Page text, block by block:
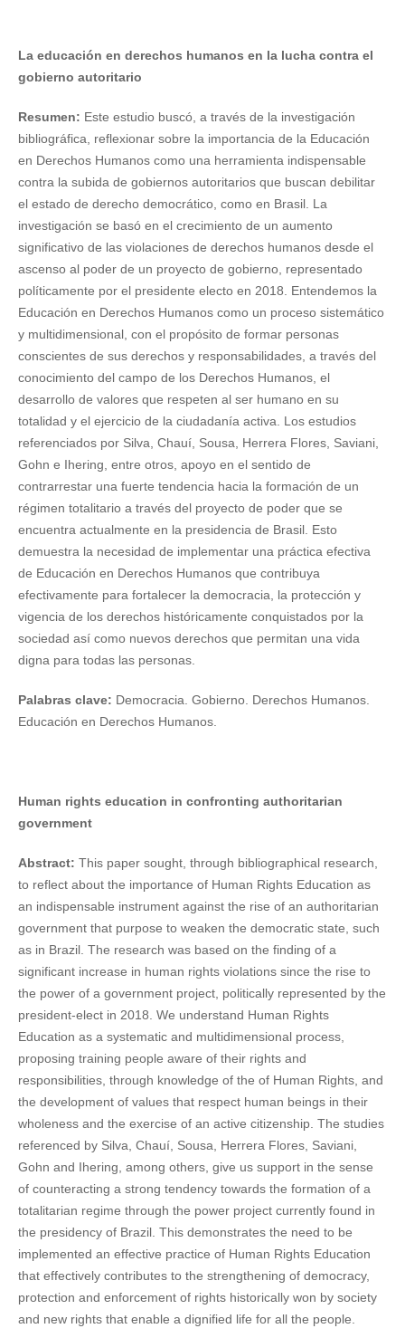
La educación en derechos humanos en la lucha contra el
gobierno autoritario
Resumen: Este estudio buscó, a través de la investigación
bibliográfica, reflexionar sobre la importancia de la Educación
en Derechos Humanos como una herramienta indispensable
contra la subida de gobiernos autoritarios que buscan debilitar
el estado de derecho democrático, como en Brasil. La
investigación se basó en el crecimiento de un aumento
significativo de las violaciones de derechos humanos desde el
ascenso al poder de un proyecto de gobierno, representado
políticamente por el presidente electo en 2018. Entendemos la
Educación en Derechos Humanos como un proceso sistemático
y multidimensional, con el propósito de formar personas
conscientes de sus derechos y responsabilidades, a través del
conocimiento del campo de los Derechos Humanos, el
desarrollo de valores que respeten al ser humano en su
totalidad y el ejercicio de la ciudadanía activa. Los estudios
referenciados por Silva, Chauí, Sousa, Herrera Flores, Saviani,
Gohn e Ihering, entre otros, apoyo en el sentido de
contrarrestar una fuerte tendencia hacia la formación de un
régimen totalitario a través del proyecto de poder que se
encuentra actualmente en la presidencia de Brasil. Esto
demuestra la necesidad de implementar una práctica efectiva
de Educación en Derechos Humanos que contribuya
efectivamente para fortalecer la democracia, la protección y
vigencia de los derechos históricamente conquistados por la
sociedad así como nuevos derechos que permitan una vida
digna para todas las personas.
Palabras clave: Democracia. Gobierno. Derechos Humanos.
Educación en Derechos Humanos.
Human rights education in confronting authoritarian
government
Abstract: This paper sought, through bibliographical research,
to reflect about the importance of Human Rights Education as
an indispensable instrument against the rise of an authoritarian
government that purpose to weaken the democratic state, such
as in Brazil. The research was based on the finding of a
significant increase in human rights violations since the rise to
the power of a government project, politically represented by the
president-elect in 2018. We understand Human Rights
Education as a systematic and multidimensional process,
proposing training people aware of their rights and
responsibilities, through knowledge of the of Human Rights, and
the development of values that respect human beings in their
wholeness and the exercise of an active citizenship. The studies
referenced by Silva, Chauí, Sousa, Herrera Flores, Saviani,
Gohn and Ihering, among others, give us support in the sense
of counteracting a strong tendency towards the formation of a
totalitarian regime through the power project currently found in
the presidency of Brazil. This demonstrates the need to be
implemented an effective practice of Human Rights Education
that effectively contributes to the strengthening of democracy,
protection and enforcement of rights historically won by society
and new rights that enable a dignified life for all the people.